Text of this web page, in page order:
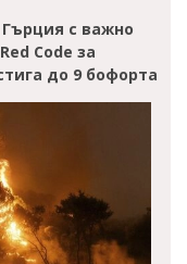
с важно
Code за
до 9 бофорта